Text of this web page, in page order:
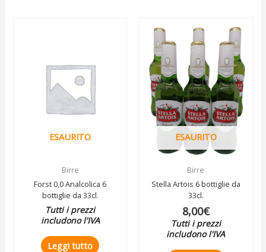
ESAURITO
Birre
Forst 0,0 Analcolica 6
bottiglie da 33cl.
Tutti i prezzi
includono l'IVA
Leggi tutto
ESAURITO
Birre
Stella Artois 6 bottiglie da
33cl.
8,00€
Tutti i prezzi
includono l'IVA